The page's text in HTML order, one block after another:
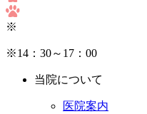
※
※14：30～17：00
当院について
医院案内